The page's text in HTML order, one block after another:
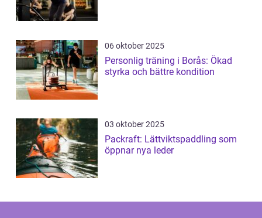
06 oktober 2025
Personlig träning i Borås: Ökad
styrka och bättre kondition
03 oktober 2025
Packraft: Lättviktspaddling som
öppnar nya leder